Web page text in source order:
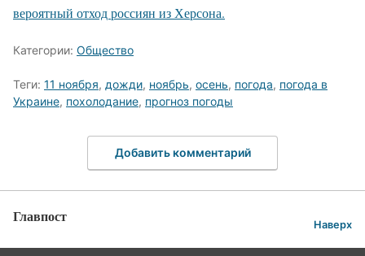
вероятный отход россиян из Херсона.
Категории: Общество
Теги: 11 ноября, дожди, ноябрь, осень, погода, погода в
Украине, похолодание, прогноз погоды
Добавить комментарий
Главпост Наверх